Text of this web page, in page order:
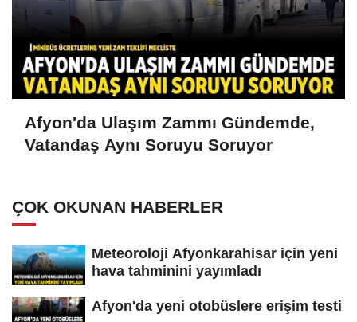
Afyon'da Ulaşım Zammı Gündemde,
Vatandaş Aynı Soruyu Soruyor
ÇOK OKUNAN HABERLER
Meteoroloji Afyonkarahisar için yeni
hava tahminini yayımladı
Afyon'da yeni otobüslere erişim testi